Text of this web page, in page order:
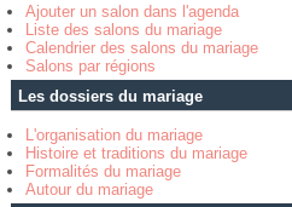
Ajouter un salon dans l'agenda
Liste des salons du mariage
Calendrier des salons du mariage
Salons par régions
Les dossiers du mariage
L'organisation du mariage
Histoire et traditions du mariage
Formalités du mariage
Autour du mariage